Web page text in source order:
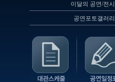
이달의 공연/전시
공연포토갤러리